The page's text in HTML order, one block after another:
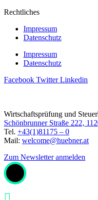
Rechtliches
Impressum
Datenschutz
Impressum
Datenschutz
Facebook Twitter Linkedin
Wirtschaftsprüfung und
Schönbrunner Straße 222,
Tel. +43(1)81175 – 0
Mail: welcome@huebner.at
Zum Newsletter anmelden